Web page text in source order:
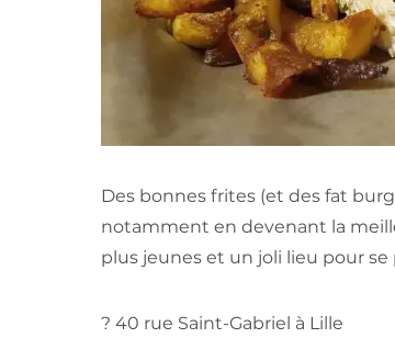
Des bonnes frites (et des fat
notamment en devenant la
plus jeunes et un joli lieu pour se
? 40 rue Saint-Gabriel à Lille